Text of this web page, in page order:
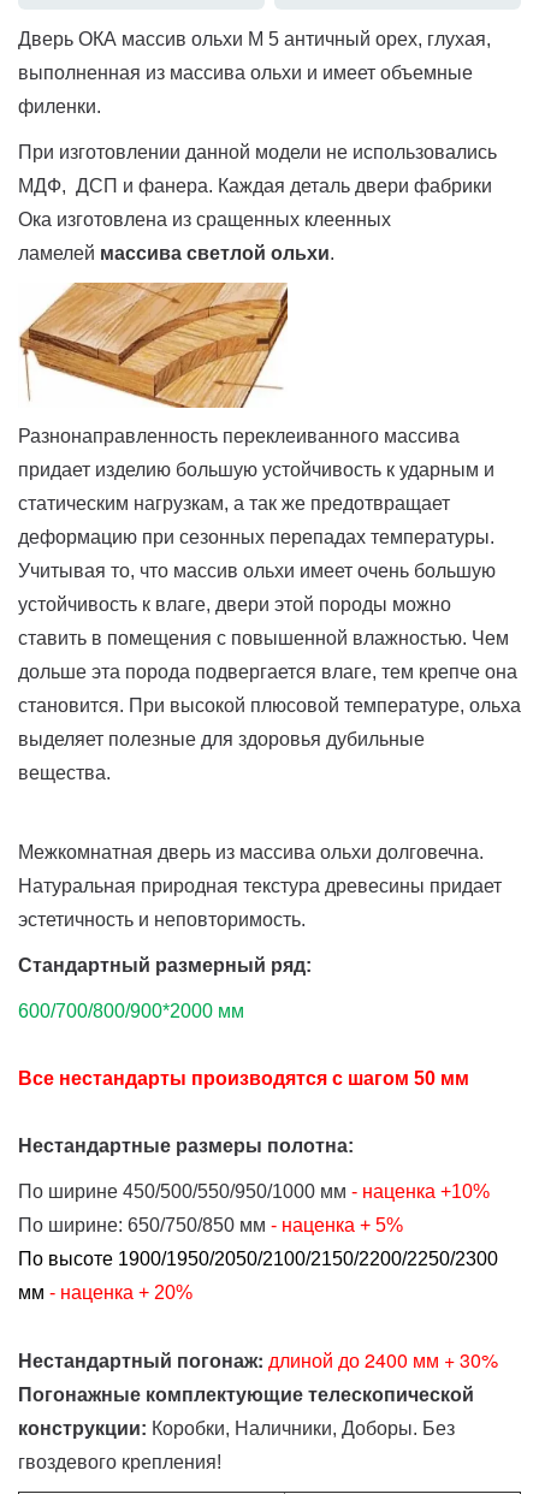
Дверь ОКА массив ольхи М 5 античный орех, глухая,
выполненная из массива ольхи и имеет объемные
филенки.
При изготовлении данной модели не использовались
МДФ, ДСП и фанера. Каждая деталь двери фабрики
Ока изготовлена из сращенных клеенных
ламелей массива светлой ольхи.
Разнонаправленность переклеиванного массива
придает изделию большую устойчивость к ударным и
статическим нагрузкам, а так же предотвращает
деформацию при сезонных перепадах температуры.
Учитывая то, что массив ольхи имеет очень большую
устойчивость к влаге, двери этой породы можно
ставить в помещения с повышенной влажностью. Чем
дольше эта порода подвергается влаге, тем крепче она
становится. При высокой плюсовой температуре, ольха
выделяет полезные для здоровья дубильные
вещества.
Межкомнатная дверь из массива ольхи долговечна.
Натуральная природная текстура древесины придает
эстетичность и неповторимость.
Стандартный размерный ряд:
600/700/800/900*2000 мм
Все нестандарты производятся с шагом 50 мм
Нестандартные размеры полотна:
По ширине 450/500/550/950/1000 мм - наценка +10%
По ширине: 650/750/850 мм - наценка + 5%
По высоте 1900/1950/2050/2100/2150/2200/2250/2300
мм - наценка + 20%
Нестандартный погонаж: длиной до 2400 мм + 30%
Погонажные комплектующие телескопической
конструкции: Коробки, Наличники, Доборы. Без
гвоздевого крепления!